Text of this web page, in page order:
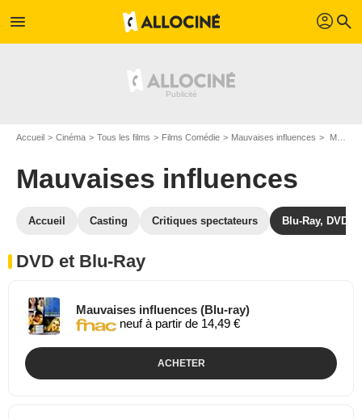
menu profil search
Accueil Cinéma Tous les films Films Comédie Mauvaises influences Mauvaises influences en DVD Blu Ray
Mauvaises influences
Accueil Casting Critiques spectateurs Blu-Ray, DVD
DVD et Blu-Ray
Mauvaises influences (Blu-ray)
neuf à partir de 14,49 €
ACHETER